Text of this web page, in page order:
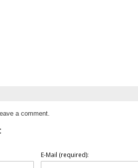
a comment.
E-Mail (required):